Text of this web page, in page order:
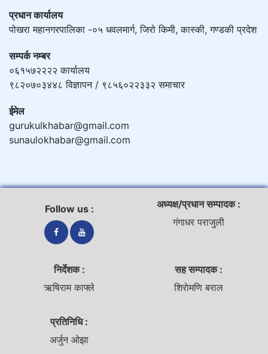
प्रधान कार्यालय
पोखरा महानगरपालिका -०५ धवलमार्ग, जिरो किमी, कास्की, गण्डकी प्रदेश
सम्पर्क नम्बर
०६१५७२२२२ कार्यालय
९८२०७०३४४८ विज्ञापन / ९८५६०२२३३२ समाचार
ईमेल
gurukulkhabar@gmail.com
sunaulokhabar@gmail.com
Follow us :
अध्यक्ष/प्रधान सम्पादक :
गंगाधर पराजुली
निर्देशक :
ऋषिराम काफ्ले
सह सम्पादक :
शिराेमणि बराल
प्रतिनिधि :
अर्जुन ओझा